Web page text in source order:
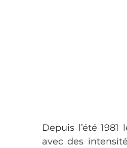
Depuis l’été
avec des